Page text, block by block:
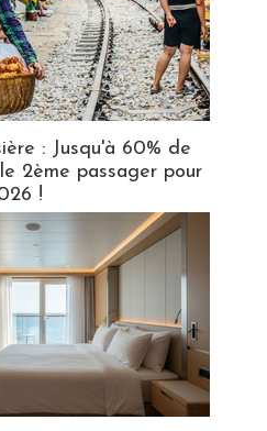
: Jusqu'à 60% de
2ème passager pour
!